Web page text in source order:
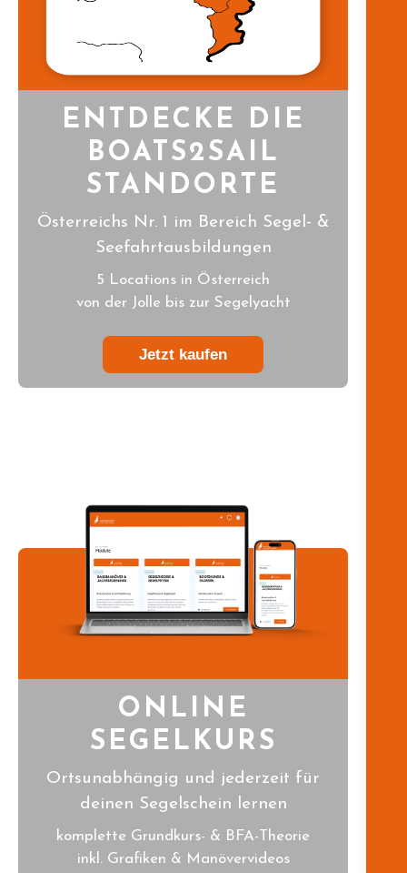
ENTDECKE DIE
BOATS2SAIL
STANDORTE
Österreichs Nr. 1 im Bereich Segel- &
Seefahrtausbildungen
5 Locations in Österreich
von der Jolle bis zur Segelyacht
Jetzt kaufen
ONLINE
SEGELKURS
Ortsunabhängig und jederzeit für
deinen Segelschein lernen
komplette Grundkurs- & BFA-Theorie
inkl. Grafiken & Manövervideos